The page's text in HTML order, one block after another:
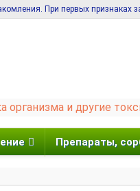
При первых признаках
Препараты,